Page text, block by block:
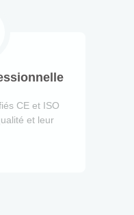
CE et ISO
et leur